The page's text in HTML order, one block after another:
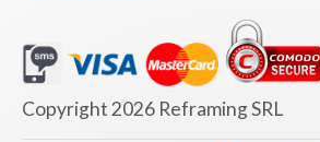
Copyright 2026 Reframing SRL